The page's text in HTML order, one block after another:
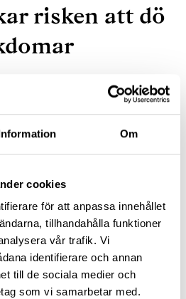
Om
cookies
för att anpassa innehållet
tillhandahålla funktioner
vår trafik. Vi
identifierare och annan
till de sociala medier och
som vi samarbetar med.
risken att dö
nästan dubbelt så hög dödlighet
De har större risk att drabbas
Tipsa